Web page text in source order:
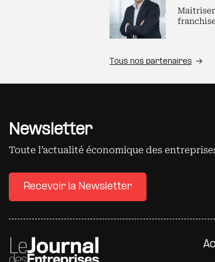
Maitriser
Tous nos partenaires
Newsletter
Toute l’actualité économique des
Recevoir la Newsletter